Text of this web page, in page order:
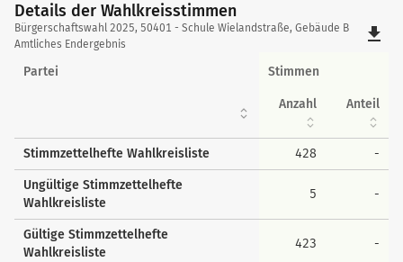
Details der Wahlkreisstimmen
Details
der
Wahlkreisstimmen
Bürgerschaftswahl 2025, 50401 - Schule Wielandstraße, Gebäude B
Amtliches Endergebnis
file_download
Partei Stimmen
Anzahl Anteil
Stimmzettelhefte Wahlkreisliste 428 -
Ungültige Stimmzettelhefte
Wahlkreisliste
5 -
Gültige Stimmzettelhefte
Wahlkreisliste
423 -